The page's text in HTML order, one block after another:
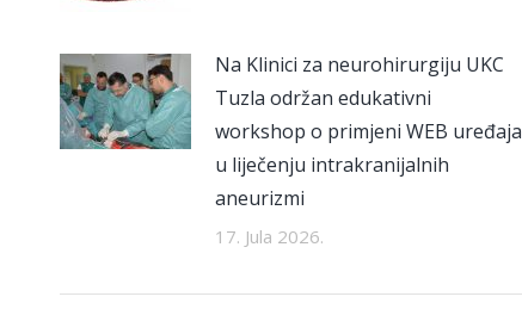
Na Klinici za neurohirurgiju UKC
Tuzla održan edukativni
workshop o primjeni WEB uređaja
u liječenju intrakranijalnih
aneurizmi
17. Jula 2026.